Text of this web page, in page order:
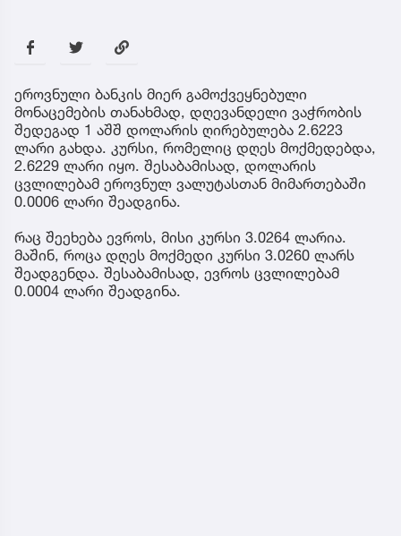
ეროვნული ბანკის მიერ გამოქვეყნებული
მონაცემების თანახმად, დღევანდელი ვაჭრობის
შედეგად 1 აშშ დოლარის ღირებულება 2.6223
ლარი გახდა. კურსი, რომელიც დღეს მოქმედებდა,
2.6229 ლარი იყო. შესაბამისად, დოლარის
ცვლილებამ ეროვნულ ვალუტასთან მიმართებაში
0.0006 ლარი შეადგინა.
რაც შეეხება ევროს, მისი კურსი 3.0264 ლარია.
მაშინ, როცა დღეს მოქმედი კურსი 3.0260 ლარს
შეადგენდა. შესაბამისად, ევროს ცვლილებამ
0.0004 ლარი შეადგინა.